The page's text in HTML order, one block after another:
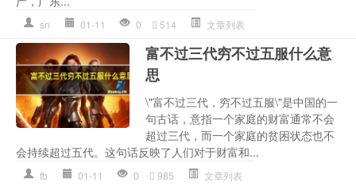
sn 01-11 0 514 文章列表
富不过三代穷不过五服什么意
思
\"富不过三代，穷不过五服\"是中国的一
句古话，意指一个家庭的财富通常不会
超过三代，而一个家庭的贫困状态也不
会持续超过五代。这句话反映了人们对于财富和...
fb 01-11 0 985 文章列表